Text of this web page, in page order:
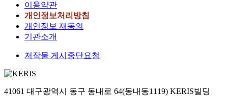
이용약관
개인정보처리방침
개인정보 재동의
기관소개
저작물 게시중단요청
41061 대구광역시 동구 동내로 64(동내동1119) KERIS빌딩